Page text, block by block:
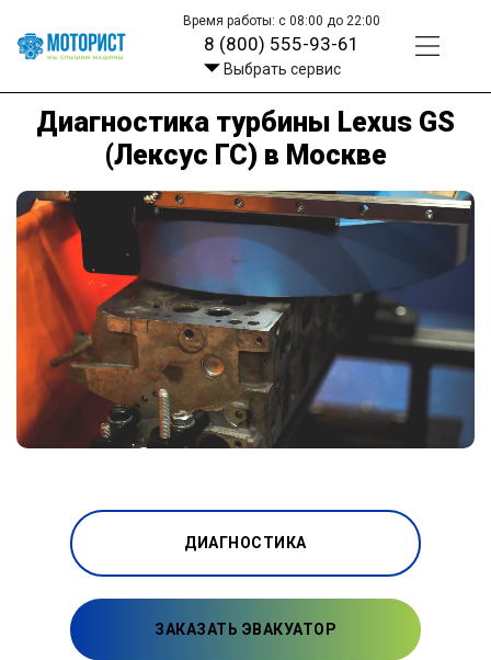
Время работы: с 08:00 до 22:00
8 (800) 555-93-61
Выбрать сервис
Диагностика турбины Lexus GS
(Лексус ГС) в Москве
ДИАГНОСТИКА
ЗАКАЗАТЬ ЭВАКУАТОР